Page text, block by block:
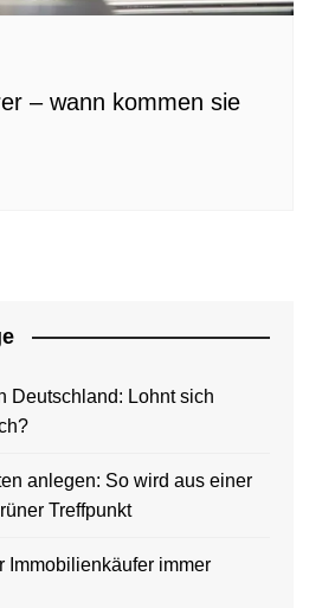
– wann kommen sie
Deutschland: Lohnt sich
anlegen: So wird aus einer
Treffpunkt
Immobilienkäufer immer